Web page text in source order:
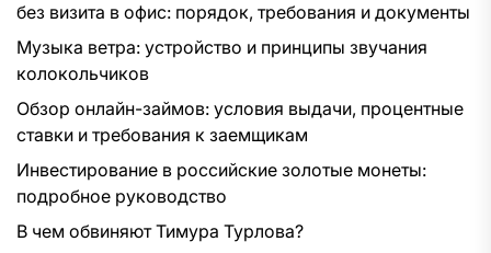
без визита в офис: порядок, требования и документы
Музыка ветра: устройство и принципы звучания
колокольчиков
Обзор онлайн-займов: условия выдачи, процентные
ставки и требования к заемщикам
Инвестирование в российские золотые монеты:
подробное руководство
В чем обвиняют Тимура Турлова?